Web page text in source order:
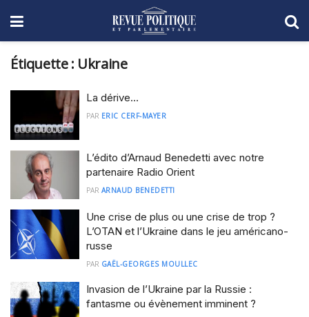
Étiquette : Ukraine
La dérive…
PAR ERIC CERF-MAYER
L’édito d’Arnaud Benedetti avec notre
partenaire Radio Orient
PAR ARNAUD BENEDETTI
Une crise de plus ou une crise de trop ?
L’OTAN et l’Ukraine dans le jeu américano-
russe
PAR GAËL-GEORGES MOULLEC
Invasion de l’Ukraine par la Russie :
fantasme ou évènement imminent ?